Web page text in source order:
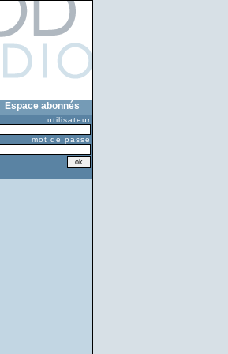
Espace abonnés
utilisateur
mot de passe